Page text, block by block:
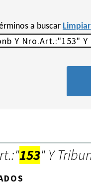
a buscar
153" Y